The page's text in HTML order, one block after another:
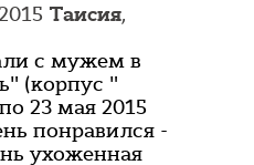
Таисия,
с мужем в
(корпус "
23 мая 2015
понравился -
ухоженная